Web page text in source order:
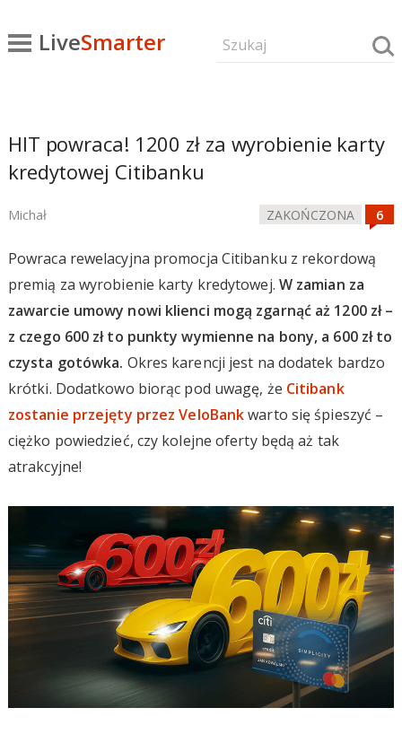
LiveSmarter
HIT powraca! 1200 zł za wyrobienie karty
kredytowej Citibanku
Michał ZAKOŃCZONA
Powraca rewelacyjna promocja Citibanku z rekordową
premią za wyrobienie karty kredytowej. W zamian za
zawarcie umowy nowi klienci mogą zgarnąć aż 1200 zł –
z czego 600 zł to punkty wymienne na bony, a 600 zł to
czysta gotówka. Okres karencji jest na dodatek bardzo
krótki. Dodatkowo biorąc pod uwagę, że Citibank
zostanie przejęty przez VeloBankwarto się śpieszyć –
ciężko powiedzieć, czy kolejne oferty będą aż tak
atrakcyjne!